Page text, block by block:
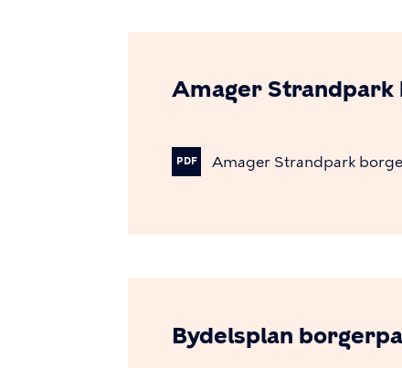
Amager
PDF Amager Strandpark
Bydelsplan